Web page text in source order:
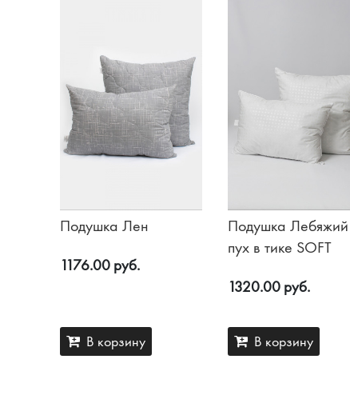
Подушка Лен
1176.00 руб.
В корзину
Подушка Лебяжий
пух в тике SOFT
1320.00 руб.
В корзину